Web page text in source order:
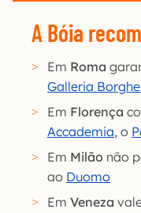
A Bóia
Em Roma
Galleria
Em Florença
Accademia, o
Em Milão não
ao Duomo
Em Veneza